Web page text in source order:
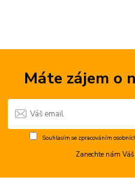
Máte zájem o
Souhlasím se zpracováním
Zanechte nám